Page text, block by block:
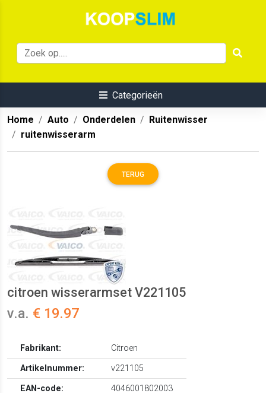
Categorieën
Home Auto Onderdelen
Ruitenwisser
ruitenwisserarm
TERUG
citroen wisserarmset V221105
v.a. € 19.97
Fabrikant:
Citroen
Artikelnummer:
v221105
EAN-code:
4046001802003